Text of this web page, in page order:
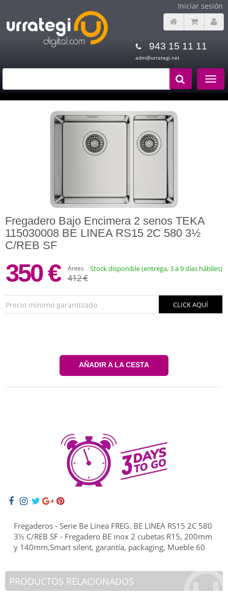
Iniciar sesión
943 15 11 11
adm@urrategi.net
Toggle
Fregadero Bajo Encimera 2 senos TEKA
115030008 BE LINEA RS15 2C 580 3½
C/REB SF
350 € Antes
412 €
Stock disponible (entrega, 3 a 9 días hábiles)
Precio mínimo garantizado CLICK AQUÍ
AÑADIR A LA CESTA
Fregaderos - Serie Be Linea FREG. BE LINEA RS15 2C 580
3½ C/REB SF - Fregadero BE inox 2 cubetas R15, 200mm
y 140mm,Smart silent, garantía, packaging, Mueble 60
PRODUCTOS RELACIONADOS